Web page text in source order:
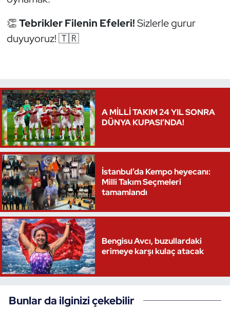
👏Tebrikler Filenin Efeleri!Sizlerle gurur
duyuyoruz! 🇹🇷
A MİLLİ TAKIM 24 YIL SONRA
DÜNYA KUPASI’NDA!
İstanbul’da Kempo heyecanı:
Milli Takım Seçmeleri
tamamlandı
Bengisu Avcı, buzullardaki
erimeye karşı kulaç atacak
Bunlar da ilginizi çekebilir
Özel Sporcular
Ragbi
Satranç
Su Topu
Sualtı Sporları
Tekvando
Tenis
Triatlon
Voleybol
Vücut Geliştirme Fitness